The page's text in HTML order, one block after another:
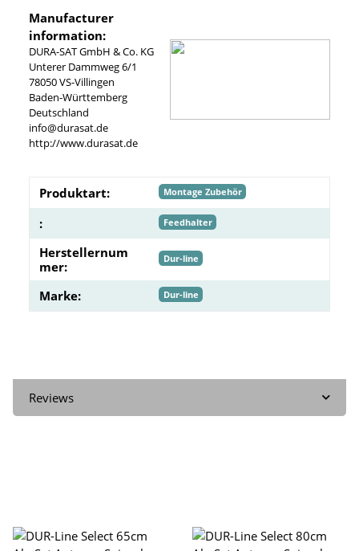
Manufacturer
information:
DURA-SAT GmbH & Co. KG
Unterer Dammweg 6/1
78050 VS-Villingen
Baden-Württemberg
Deutschland
info@durasat.de
http://www.durasat.de
Produktart: Montage Zubehör
: Feedhalter
Herstellernum
mer:
Dur-line
Marke: Dur-line
Reviews